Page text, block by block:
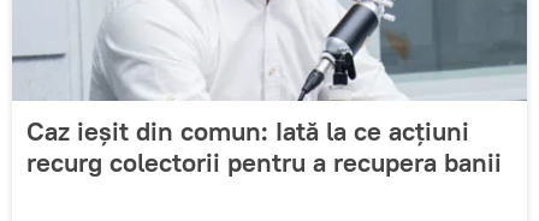
Caz ieșit din comun: Iată la ce acțiuni
recurg colectorii pentru a recupera banii